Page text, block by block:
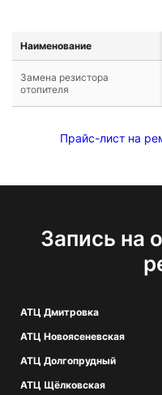
Наименование
Замена резистора
отопителя
Прайс-лист на
Запись на
АТЦ Дмитровка
АТЦ Новоясеневская
АТЦ Долгопрудный
АТЦ Щёлковская